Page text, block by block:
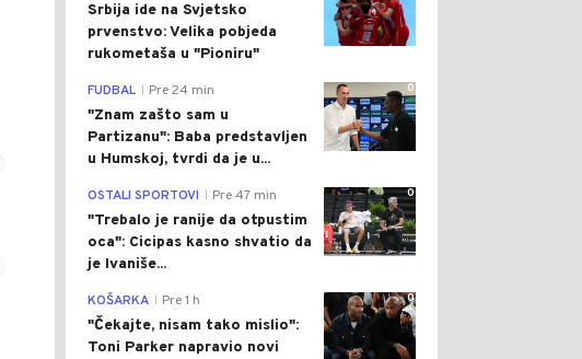
Srbija ide na Svjetsko
prvenstvo: Velika pobjeda
rukometaša u "Pioniru"
0
FUDBAL Pre 24 min
"Znam zašto sam u
Partizanu": Baba predstavljen
u Humskoj, tvrdi da je u...
0
OSTALI SPORTOVI Pre 47 min
"Trebalo je ranije da otpustim
oca": Cicipas kasno shvatio da
je Ivaniše...
0
KOŠARKA Pre 1 h
"Čekajte, nisam tako mislio":
Toni Parker napravio novi